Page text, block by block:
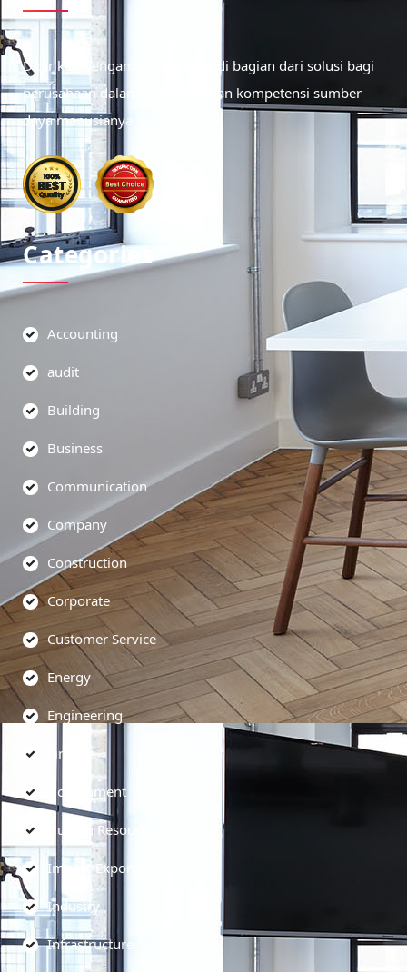
Didirikan dengan tujuan menjadi bagian dari solusi bagi
perusahaan dalam meningkatkan kompetensi sumber
daya manusianya.
Categories
Accounting
audit
Building
Business
Communication
Company
Construction
Corporate
Customer Service
Energy
Engineering
Finance
Government
Human Resources
Import-Export
Industry
Infrastructure